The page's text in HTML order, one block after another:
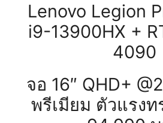
Lenovo Legion
i9-13900HX +
4090
จอ 16″ QHD+
พรีเมียม ตัวแรงท